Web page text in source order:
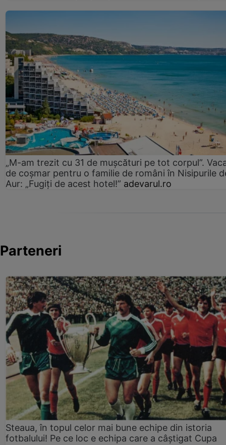
„M-am trezit cu 31 de mușcături pe tot corpul”.
de coșmar pentru o familie de români în Nisipurile
Aur: „Fugiți de acest hotel!” adevarul.ro
Parteneri
Steaua, în topul celor mai bune echipe din istoria
fotbalului! Pe ce loc e echipa care a câştigat Cupa